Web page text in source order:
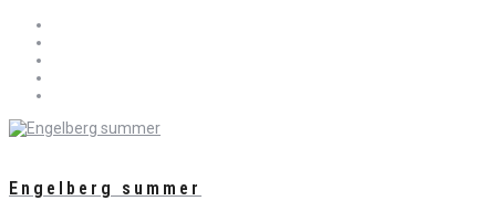
Engelberg summer